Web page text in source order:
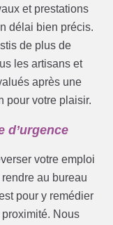
et prestations
délai bien précis.
de plus de
les artisans et
après une
pour votre plaisir.
d’urgence
votre emploi
au bureau
pour y remédier
Nous